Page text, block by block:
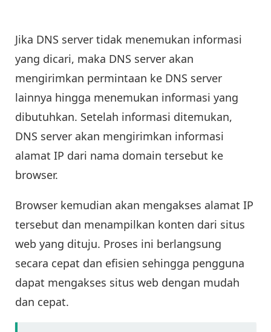
Jika DNS server tidak menemukan informasi
yang dicari, maka DNS server akan
mengirimkan permintaan ke DNS server
lainnya hingga menemukan informasi yang
dibutuhkan. Setelah informasi ditemukan,
DNS server akan mengirimkan informasi
alamat IP dari nama domain tersebut ke
browser.
Browser kemudian akan mengakses alamat IP
tersebut dan menampilkan konten dari situs
web yang dituju. Proses ini berlangsung
secara cepat dan efisien sehingga pengguna
dapat mengakses situs web dengan mudah
dan cepat.